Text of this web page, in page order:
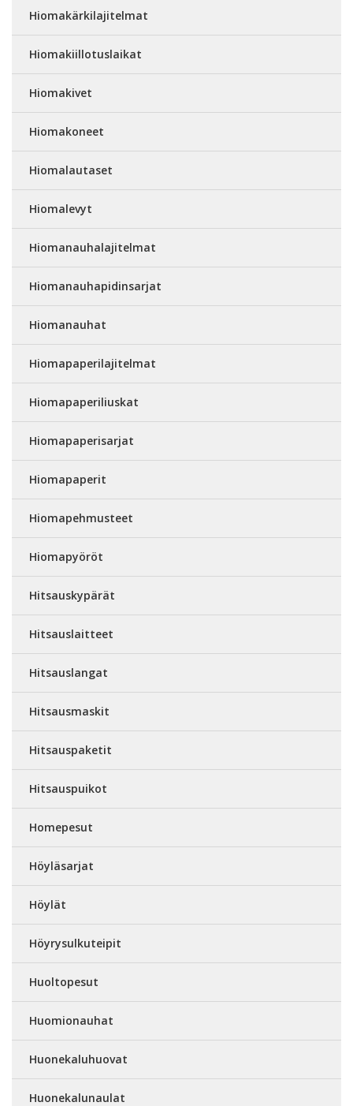
Hiomakärkilajitelmat
Hiomakiillotuslaikat
Hiomakivet
Hiomakoneet
Hiomalautaset
Hiomalevyt
Hiomanauhalajitelmat
Hiomanauhapidinsarjat
Hiomanauhat
Hiomapaperilajitelmat
Hiomapaperiliuskat
Hiomapaperisarjat
Hiomapaperit
Hiomapehmusteet
Hiomapyöröt
Hitsauskypärät
Hitsauslaitteet
Hitsauslangat
Hitsausmaskit
Hitsauspaketit
Hitsauspuikot
Homepesut
Höyläsarjat
Höylät
Höyrysulkuteipit
Huoltopesut
Huomionauhat
Huonekaluhuovat
Huonekalunaulat